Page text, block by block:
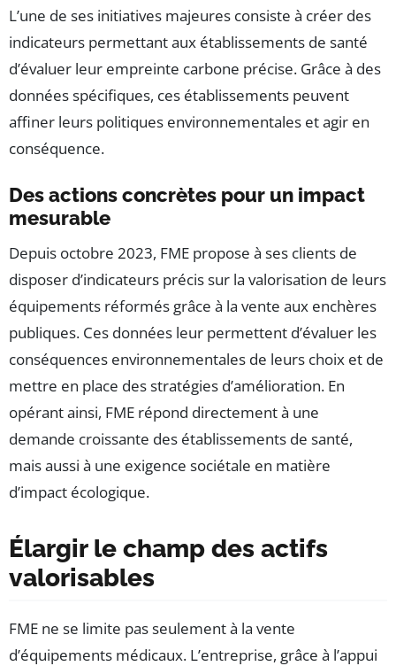
L’une de ses initiatives majeures consiste à créer des
indicateurs permettant aux établissements de santé
d’évaluer leur empreinte carbone précise. Grâce à des
données spécifiques, ces établissements peuvent
affiner leurs politiques environnementales et agir en
conséquence.
Des actions concrètes pour un impact
mesurable
Depuis octobre 2023, FME propose à ses clients de
disposer d’indicateurs précis sur la valorisation de leurs
équipements réformés grâce à la vente aux enchères
publiques. Ces données leur permettent d’évaluer les
conséquences environnementales de leurs choix et de
mettre en place des stratégies d’amélioration. En
opérant ainsi, FME répond directement à une
demande croissante des établissements de santé,
mais aussi à une exigence sociétale en matière
d’impact écologique.
Élargir le champ des actifs
valorisables
FME ne se limite pas seulement à la vente
d’équipements médicaux. L’entreprise, grâce à l’appui